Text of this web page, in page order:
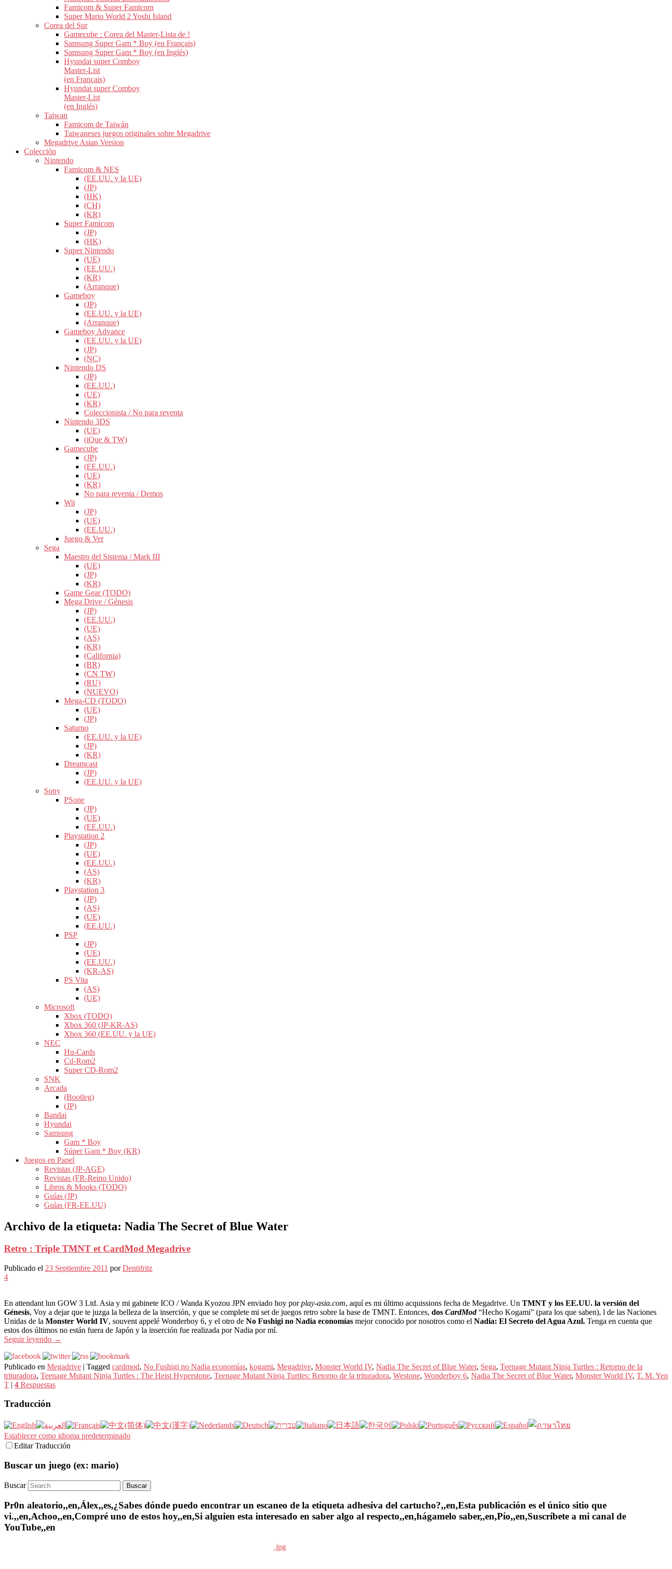
Famicom & Super Famicom
Super Mario World 2 Yoshi Island
Corea del Sur
Gamecube : Corea del Master-Lista de !
Samsung Super Gam * Boy (en Français)
Samsung Super Gam * Boy (en Inglés)
Hyundai super Comboy
Master-List
(en Français)
Hyundai super Comboy
Master-List
(en Inglés)
Taiwan
Famicom de Taiwán
Taiwaneses juegos originales sobre Megadrive
Megadrive Asian Version
Colección
Nintendo
Famicom & NES
(EE.UU. y la UE)
(JP)
(HK)
(CH)
(KR)
Super Famicom
(JP)
(HK)
Super Nintendo
(UE)
(EE.UU.)
(KR)
(Arranque)
Gameboy
(JP)
(EE.UU. y la UE)
(Arranque)
Gameboy Advance
(EE.UU. y la UE)
(JP)
(NC)
Nintendo DS
(JP)
(EE.UU.)
(UE)
(KR)
Coleccionista / No para reventa
Nintendo 3DS
(UE)
(iQue & TW)
Gamecube
(JP)
(EE.UU.)
(UE)
(KR)
No para reventa / Demos
Wii
(JP)
(UE)
(EE.UU.)
Juego & Ver
Sega
Maestro del Sistema / Mark III
(UE)
(JP)
(KR)
Game Gear (TODO)
Mega Drive / Génesis
(JP)
(EE.UU.)
(UE)
(AS)
(KR)
(California)
(BR)
(CN TW)
(RU)
(NUEVO)
Mega-CD (TODO)
(UE)
(JP)
Saturno
(EE.UU. y la UE)
(JP)
(KR)
Dreamcast
(JP)
(EE.UU. y la UE)
Sony
PSone
(JP)
(UE)
(EE.UU.)
Playstation 2
(JP)
(UE)
(EE.UU.)
(AS)
(KR)
Playstation 3
(JP)
(AS)
(UE)
(EE.UU.)
PSP
(JP)
(UE)
(EE.UU.)
(KR-AS)
PS Vita
(AS)
(UE)
Microsoft
Xbox (TODO)
Xbox 360 (JP-KR-AS)
Xbox 360 (EE.UU. y la UE)
NEC
Hu-Cards
Cd-Rom2
Super CD-Rom2
SNK
Arcada
(Bootleg)
(JP)
Bandai
Hyundai
Samsung
Gam * Boy
Súper Gam * Boy (KR)
Juegos en Papel
Revistas (JP-AGE)
Revistas (FR-Reino Unido)
Libros & Mooks (TODO)
Guías (JP)
Guías (FR-EE.UU)
Archivo de la etiqueta: Nadia The Secret of Blue Water
Retro : Triple TMNT et CardMod Megadrive
Publicado el 23 Septiembre 2011 porDentifritz
4
En attendant lun GOW 3 Ltd. Asia y mi gabinete ICO / Wanda Kyozou JPN enviado hoy porplay-asia.com, aquí es mi último acquissions fecha de Megadrive. Un TMNT y los EE.UU. la versión del
Génesis, Voy a dejar que te juzga la belleza de la inserción, y que se complete mi set de juegos retro sobre la base de TMNT. Entonces, dos CardMod“Hecho Kogami” (para los que saben), l de las Naciones
Unidas de la Monster World IV, souvent appelé Wonderboy 6, y el otro de No Fushigi no Nadia economías mejor conocido por nosotros como el Nadia: El Secreto del Agua Azul. Tenga en cuenta que
estos dos últimos no están fuera de Japón y la inserción fue realizada por Nadia por mí.
Seguir leyendo →
Publicado en Megadrive | Tagged cardmod, No Fushigi no Nadia economías, kogami, Megadrive, Monster World IV, Nadia The Secret of Blue Water, Sega, Teenage Mutant Ninja Turtles : Retorno de la
trituradora, Teenage Mutant Ninja Turtles : The Heist Hyperstone, Teenage Mutant Ninja Turtles: Retorno de la trituradora, Westone, Wonderboy 6, Nadia The Secret of Blue Water, Monster World IV, T. M. Yen
T | 4 Respuestas
Traducción
Establecer como idioma predeterminado
Editar Traducción
Buscar un juego (ex: mario)
Buscar
Pr0n aleatorio,,en,Álex,,es,¿Sabes dónde puedo encontrar un escaneo de la etiqueta adhesiva del cartucho?,,en,Esta publicación es el único sitio que
vi.,,en,Achoo,,en,Compré uno de estos hoy,,en,Si alguien esta interesado en saber algo al respecto,,en,hágamelo saber,,en,Pío,,en,Suscríbete a mi canal de
YouTube,,en